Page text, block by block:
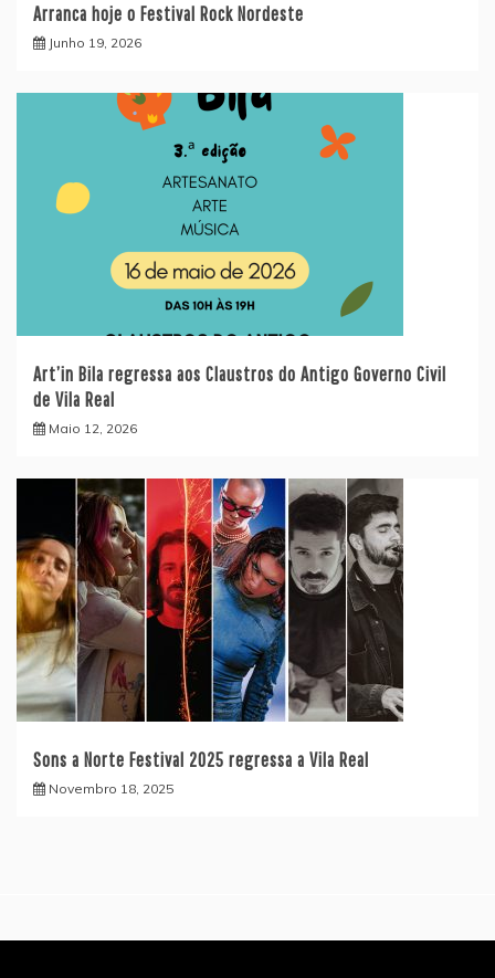
Arranca hoje o Festival Rock Nordeste
Junho 19, 2026
Art’in Bila regressa aos Claustros do Antigo Governo Civil
de Vila Real
Maio 12, 2026
Sons a Norte Festival 2025 regressa a Vila Real
Novembro 18, 2025